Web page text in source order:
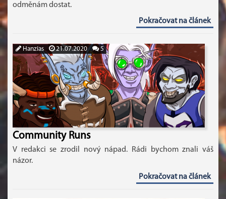
odměnám dostat.
Pokračovat na článek
Hanzias 21.07.2020 5
Community Runs
V redakci se zrodil nový nápad. Rádi bychom znali váš
názor.
Pokračovat na článek